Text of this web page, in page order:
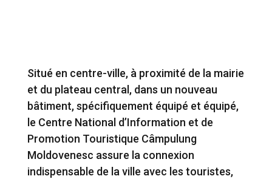
Situé en centre-ville, à proximité de la mairie
et du plateau central, dans un nouveau
bâtiment, spécifiquement équipé et équipé,
le Centre National d’Information et de
Promotion Touristique Câmpulung
Moldovenesc assure la connexion
indispensable de la ville avec les touristes,